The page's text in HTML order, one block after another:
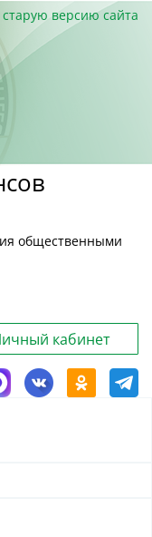
общественными
кабинет
ВКонтакте
версию сайта